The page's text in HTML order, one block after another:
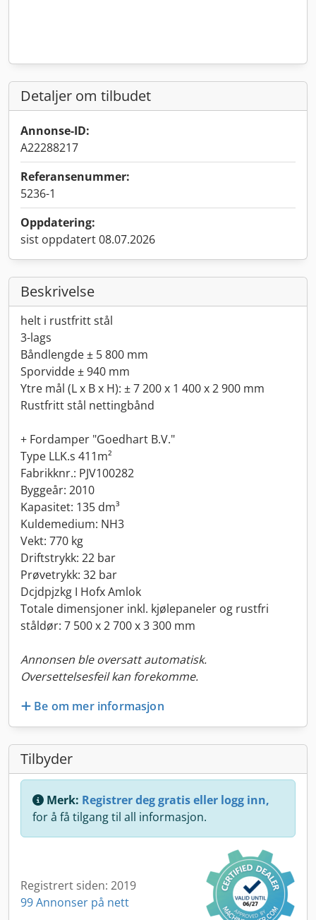
Detaljer om tilbudet
Annonse-ID:
A22288217
Referansenummer:
5236-1
Oppdatering:
sist oppdatert 08.07.2026
Beskrivelse
helt i rustfritt stål
3-lags
Båndlengde ± 5 800 mm
Sporvidde ± 940 mm
Ytre mål (L x B x H): ± 7 200 x 1 400 x 2 900 mm
Rustfritt stål nettingbånd
+ Fordamper "Goedhart B.V."
Type LLK.s 411m²
Fabrikknr.: PJV100282
Byggeår: 2010
Kapasitet: 135 dm³
Kuldemedium: NH3
Vekt: 770 kg
Driftstrykk: 22 bar
Prøvetrykk: 32 bar
Dcjdpjzkg I Hofx Amlok
Totale dimensjoner inkl. kjølepaneler og rustfri
ståldør: 7 500 x 2 700 x 3 300 mm
Annonsen ble oversatt automatisk.
Oversettelsesfeil kan forekomme.
Be om mer informasjon
Tilbyder
Merk: Registrer deg gratis eller logg inn,
for å få tilgang til all informasjon.
Registrert siden: 2019
99 Annonser på nett